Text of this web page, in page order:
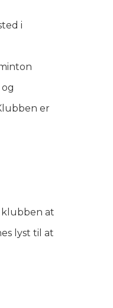
i
er
klubben at
lyst til at